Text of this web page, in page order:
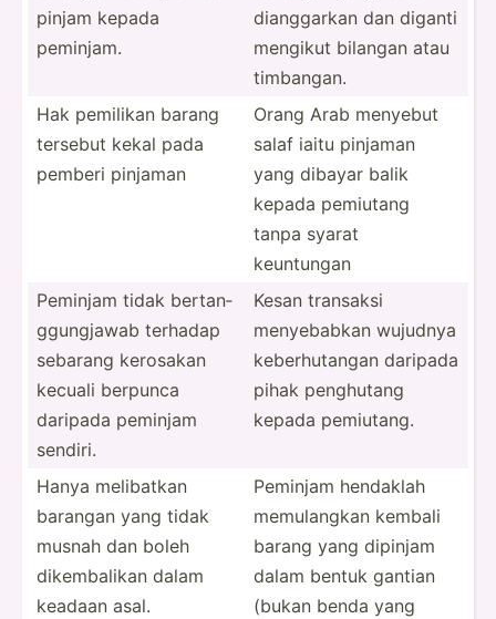
pinjam kepada
peminjam.
diangg­arkan dan diganti
mengikut bilangan atau
timbangan.
Hak pemilikan barang
tersebut kekal pada
pemberi pinjaman
Orang Arab menyebut
salaf iaitu pinjaman
yang dibayar balik
kepada pemiutang
tanpa syarat
keuntungan
Peminjam tidak bertan­
ggu­ngjawab terhadap
sebarang kerosakan
kecuali berpunca
daripada peminjam
sendiri.
Kesan transaksi
menyeb­abkan wujudnya
keberh­utangan daripada
pihak penghutang
kepada pemiutang.
Hanya melibatkan
barangan yang tidak
musnah dan boleh
dikemb­alikan dalam
keadaan asal.
Peminjam hendaklah
memula­ngkan kembali
barang yang dipinjam
dalam bentuk gantian
(bukan benda yang